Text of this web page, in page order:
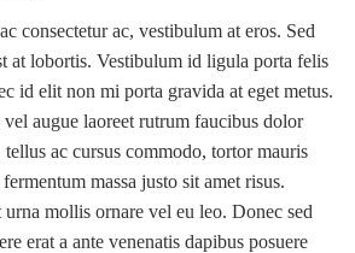
consectetur ac, vestibulum at eros. Sed
at lobortis. Vestibulum id ligula porta felis
id elit non mi porta gravida at eget metus.
augue laoreet rutrum faucibus dolor
tellus ac cursus commodo, tortor mauris
massa justo sit amet risus.
mollis ornare vel eu leo. Donec sed
erat a ante venenatis dapibus posuere